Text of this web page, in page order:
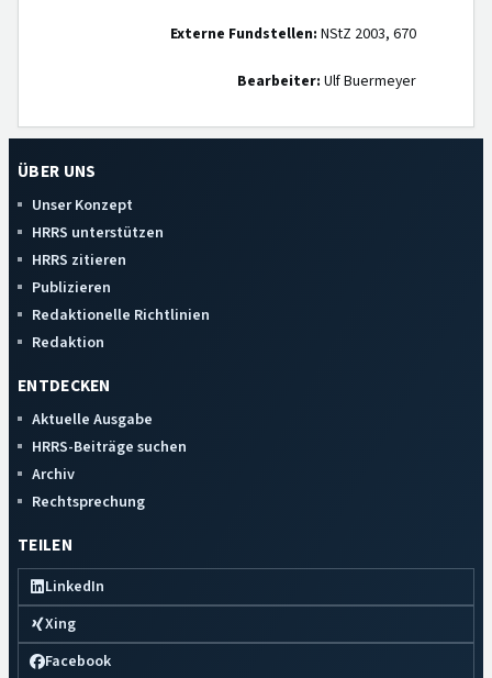
Externe Fundstellen: NStZ 2003, 670
Bearbeiter: Ulf Buermeyer
ÜBER UNS
Unser Konzept
HRRS unterstützen
HRRS zitieren
Publizieren
Redaktionelle Richtlinien
Redaktion
ENTDECKEN
Aktuelle Ausgabe
HRRS-Beiträge suchen
Archiv
Rechtsprechung
TEILEN
LinkedIn
Xing
Facebook